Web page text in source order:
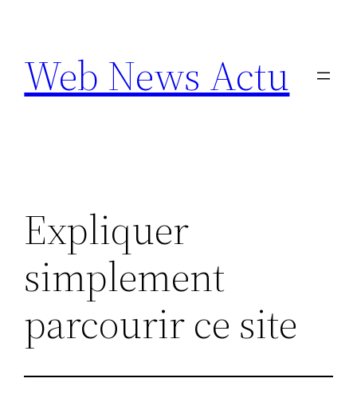
contenu
Web News Actu
Expliquer
simplement
parcourir ce site